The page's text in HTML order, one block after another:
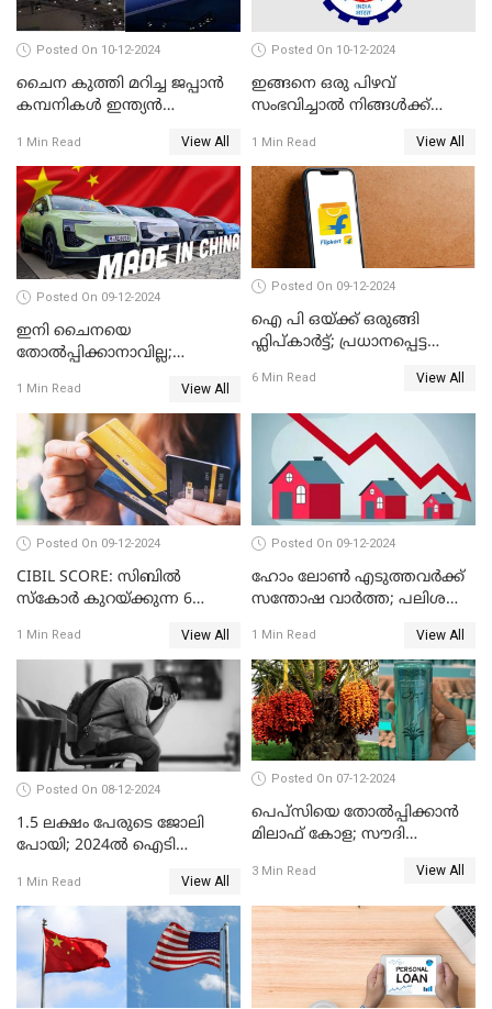
Posted On 10-12-2024
ചൈന കുത്തി മറിച്ച ജപ്പാൻ
കമ്പനികൾ ഇന്ത്യൻ
വീണ്ടും മുന്നിൽ
1 Min Read View All
Posted On 10-12-2024
ഇങ്ങനെ ഒരു പിഴവ്
സംഭവിച്ചാൽ നിങ്ങൾക്ക്
1 Min Read View All
Posted On 09-12-2024
ഇനി ചൈനയെ
തോൽപ്പിക്കാനാവില്ല;
അമേരിക്കയേയും ഞെട്ടിച്ച്
ചൈനീസ് കാറുകൾ
1 Min Read View All
Posted On 09-12-2024
ഐ പി ഒയ്ക്ക് ഒരുങ്ങി
ഫ്ലിപ്കാർട്ട്; പ്രധാനപ്പെട്ട
6 Min Read View All
Posted On 09-12-2024
CIBIL SCORE: സിബിൽ
സ്കോർ കുറയ്ക്കുന്ന 6
1 Min Read View All
Posted On 09-12-2024
ഹോം ലോൺ എടുത്തവർക്ക്
സന്തോഷ വാർത്ത; പലിശ
1 Min Read View All
Posted On 08-12-2024
1.5 ലക്ഷം പേരുടെ ജോലി
പോയി; 2024ൽ ഐടി
1 Min Read View All
Posted On 07-12-2024
പെപ്സിയെ തോൽപ്പിക്കാൻ
മിലാഫ് കോള; സൗദി
കോളയേക്കുറിച്ച് അറിയാം
3 Min Read View All